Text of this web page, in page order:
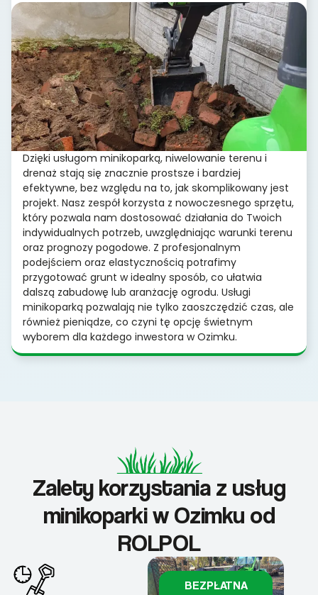
Dzięki usługom minikoparką, niwelowanie terenu i
drenaż stają się znacznie prostsze i bardziej
efektywne, bez względu na to, jak skomplikowany jest
projekt. Nasz zespół korzysta z nowoczesnego sprzętu,
który pozwala nam dostosować działania do Twoich
indywidualnych potrzeb, uwzględniając warunki terenu
oraz prognozy pogodowe. Z profesjonalnym
podejściem oraz elastycznością potrafimy
przygotować grunt w idealny sposób, co ułatwia
dalszą zabudowę lub aranżację ogrodu. Usługi
minikoparką pozwalają nie tylko zaoszczędzić czas, ale
również pieniądze, co czyni tę opcję świetnym
wyborem dla każdego inwestora w Ozimku.
Zalety korzystania z usług
minikoparki w Ozimku od
ROLPOL
BEZPŁATNA